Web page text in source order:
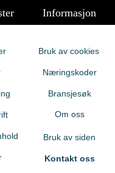
Informasjon
Bruk av cookies
Næringskoder
Bransjesøk
Om oss
Bruk av siden
Kontakt oss